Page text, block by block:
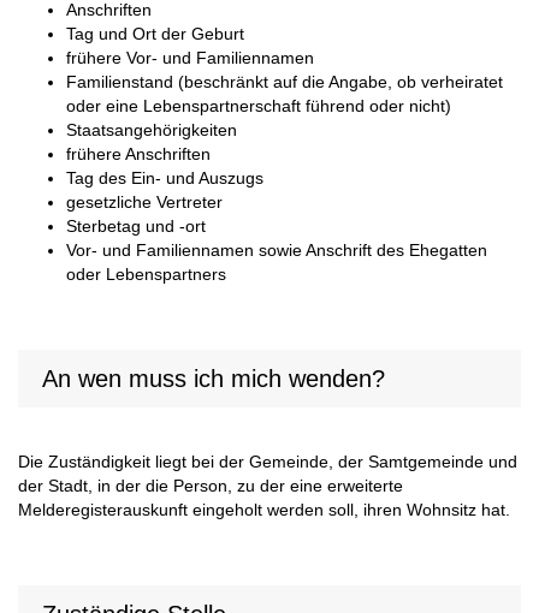
Anschriften
Tag und Ort der Geburt
frühere Vor- und Familiennamen
Familienstand (beschränkt auf die Angabe, ob verheiratet
oder eine Lebenspartnerschaft führend oder nicht)
Staatsangehörigkeiten
frühere Anschriften
Tag des Ein- und Auszugs
gesetzliche Vertreter
Sterbetag und -ort
Vor- und Familiennamen sowie Anschrift des Ehegatten
oder Lebenspartners
An wen muss ich mich wenden?
Die Zuständigkeit liegt bei der Gemeinde, der Samtgemeinde und
der Stadt, in der die Person, zu der eine erweiterte
Melderegisterauskunft eingeholt werden soll, ihren Wohnsitz hat.